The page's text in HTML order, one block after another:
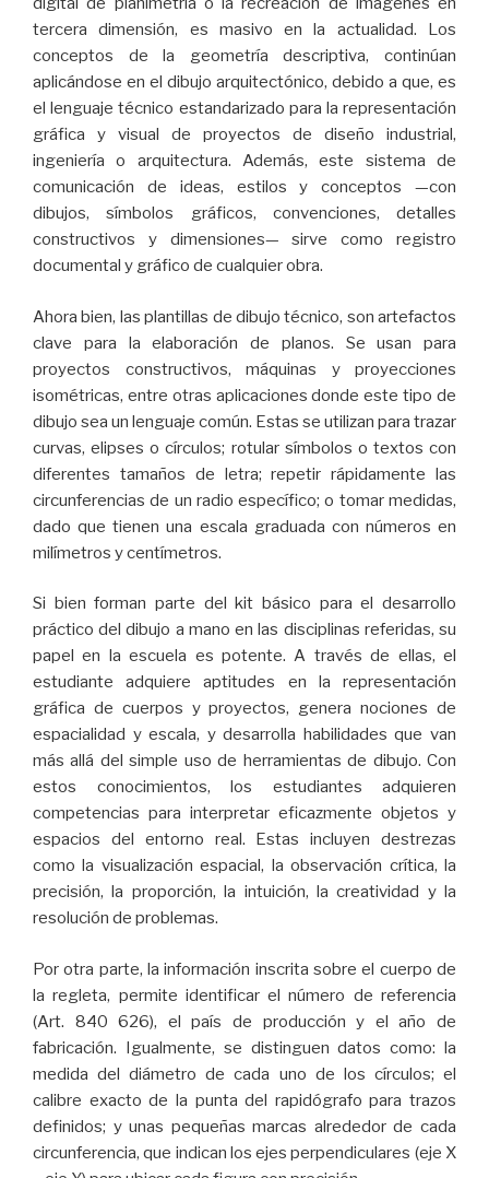
tercera dimensión, es masivo en la actualidad. Los
conceptos de la geometría descriptiva, continúan
aplicándose en el dibujo arquitectónico, debido a que, es
el lenguaje técnico estandarizado para la representación
gráfica y visual de proyectos de diseño industrial,
ingeniería o arquitectura. Además, este sistema de
comunicación de ideas, estilos y conceptos —con
dibujos, símbolos gráficos, convenciones, detalles
constructivos y dimensiones— sirve como registro
documental y gráfico de cualquier obra.
Ahora bien, las plantillas de dibujo técnico, son artefactos
clave para la elaboración de planos. Se usan para
proyectos constructivos, máquinas y proyecciones
isométricas, entre otras aplicaciones donde este tipo de
dibujo sea un lenguaje común. Estas se utilizan para trazar
curvas, elipses o círculos; rotular símbolos o textos con
diferentes tamaños de letra; repetir rápidamente las
circunferencias de un radio específico; o tomar medidas,
dado que tienen una escala graduada con números en
milímetros y centímetros.
Si bien forman parte del kit básico para el desarrollo
práctico del dibujo a mano en las disciplinas referidas, su
papel en la escuela es potente. A través de ellas, el
estudiante adquiere aptitudes en la representación
gráfica de cuerpos y proyectos, genera nociones de
espacialidad y escala, y desarrolla habilidades que van
más allá del simple uso de herramientas de dibujo. Con
estos conocimientos, los estudiantes adquieren
competencias para interpretar eficazmente objetos y
espacios del entorno real. Estas incluyen destrezas
como la visualización espacial, la observación crítica, la
precisión, la proporción, la intuición, la creatividad y la
resolución de problemas.
Por otra parte, la información inscrita sobre el cuerpo de
la regleta, permite identificar el número de referencia
(Art. 840 626), el país de producción y el año de
fabricación. Igualmente, se distinguen datos como: la
medida del diámetro de cada uno de los círculos; el
calibre exacto de la punta del rapidógrafo para trazos
definidos; y unas pequeñas marcas alrededor de cada
circunferencia, que indican los ejes perpendiculares (eje X